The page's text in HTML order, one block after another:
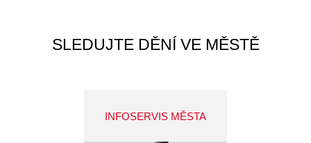
SLEDUJTE DĚNÍ VE MĚSTĚ
INFOSERVIS MĚSTA